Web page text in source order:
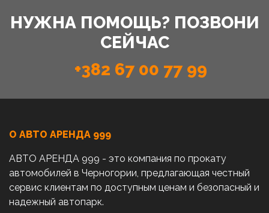
НУЖНА ПОМОЩЬ? ПОЗВОНИ
СЕЙЧАС
+382 67 00 77 99
О АВТО AРЕНДА 999
АВТО АРЕНДА 999 - это компания по прокату
автомобилей в Черногории, предлагающая честный
сервис клиентам по доступным ценам и безопасный и
надежный автопарк.